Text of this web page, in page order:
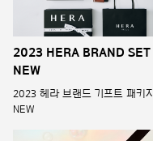
2023 HERA BRAND SET
NEW
2023 헤라 브랜드 기프트 패키지
NEW